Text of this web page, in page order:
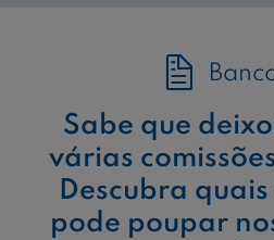
Sabe que
várias
Descubra
pode poupar